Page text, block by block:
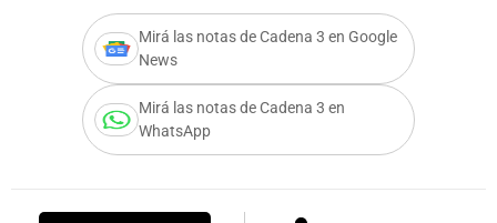
Mirá las notas de Cadena 3 en Google
News
Mirá las notas de Cadena 3 en
WhatsApp